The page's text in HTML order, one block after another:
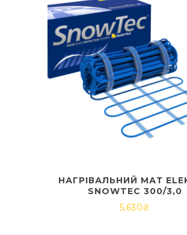
НАГРІВАЛЬНИЙ МАТ
SNOWTEC 300/3,0
5,630₴